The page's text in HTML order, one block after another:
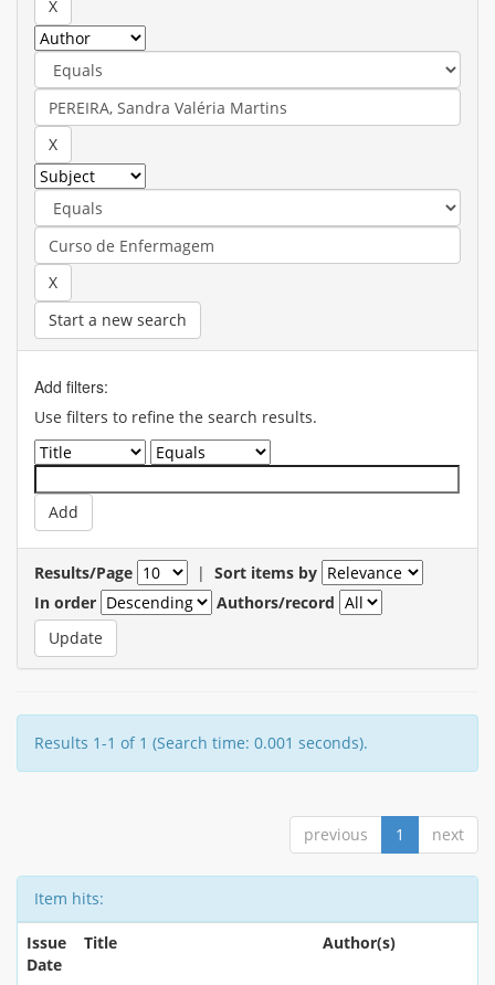
Start a new search
Add filters:
Use filters to refine the search results.
Results/Page | Sort items by
In order
Authors/record
Results 1-1 of 1 (Search time: 0.001 seconds).
previous 1 next
Item hits:
Issue
Date
Title Author(s)